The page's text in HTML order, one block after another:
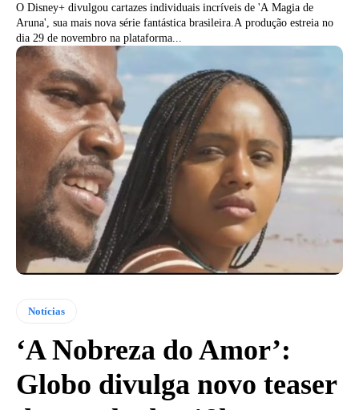
O Disney+ divulgou cartazes individuais incríveis de 'A Magia de
Aruna', sua mais nova série fantástica brasileira.A produção estreia no
dia 29 de novembro na plataforma...
Notícias
‘A Nobreza do Amor’:
Globo divulga novo teaser